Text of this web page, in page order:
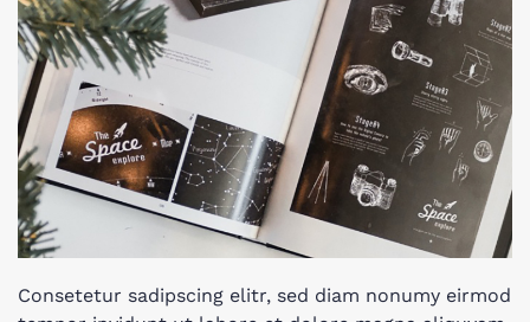
Consetetur sadipscing elitr, sed diam nonumy eirmod